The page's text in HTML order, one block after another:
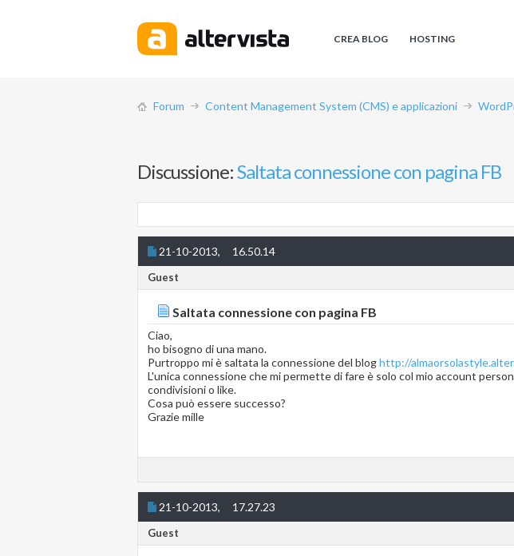
CREA BLOG HOSTING
Forum Content Management System (CMS) e applicazioni
Discussione:Saltata connessione con pagina FB
21-10-2013, 16.50.14
Guest
Saltata connessione con pagina FB
Ciao,
ho bisogno di una mano.
Purtroppo mi è saltata la connessione del bloghttp://
L'unica connessione che mi permette di fare è solo col mio account
condivisioni o like.
Cosa può essere successo?
Grazie mille
21-10-2013, 17.27.23
Guest